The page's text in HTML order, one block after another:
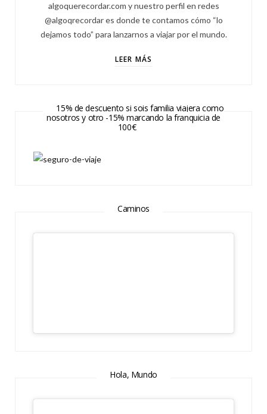
algoquerecordar.com y nuestro perfil en redes
@algoqrecordar es donde te contamos cómo “lo
dejamos todo” para lanzarnos a viajar por el mundo.
LEER MÁS
15% de descuento si sois familia viajera como
nosotros y otro -15% marcando la franquicia de
100€
Caminos
Hola, Mundo